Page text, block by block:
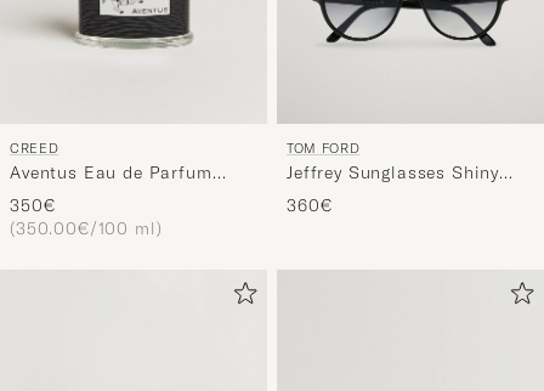
CREED
Aventus Eau de Parfum
100ml
350€
(350.00€/100 ml)
TOM FORD
Jeffrey Sunglasses Shiny
Black/Gradient Smoke
360€